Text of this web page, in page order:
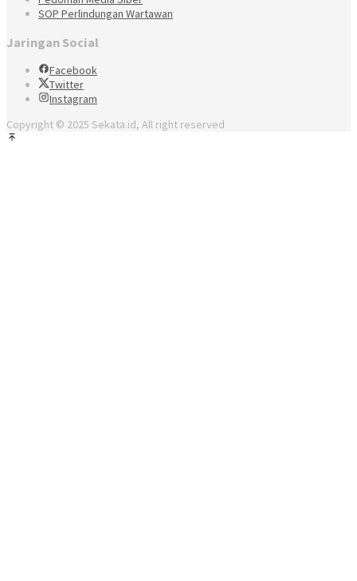
SOP Perlindungan Wartawan
Jaringan Social
Facebook
Twitter
Instagram
Copyright © 2025 Sekata.id, All right reserved